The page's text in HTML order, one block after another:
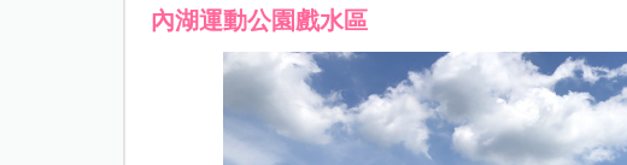
內湖運動公園戲水區